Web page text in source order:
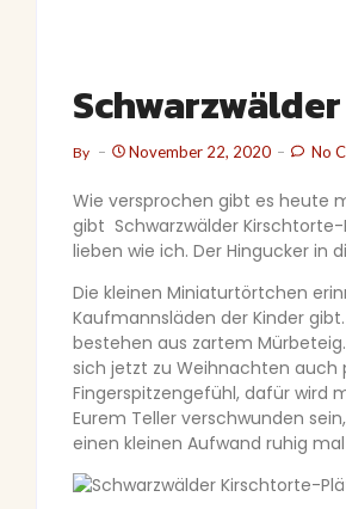
By November 22, 2020 No
Wie versprochen gibt es heute
gibt Schwarzwälder
lieben wie ich. Der Hingucker in
Die kleinen Miniaturtörtchen
Kaufmannsläden der Kinder
bestehen aus zartem
sich jetzt zu Weihnachten auch
Fingerspitzengefühl, dafür wird
Eurem Teller verschwunden
einen kleinen Aufwand ruhig